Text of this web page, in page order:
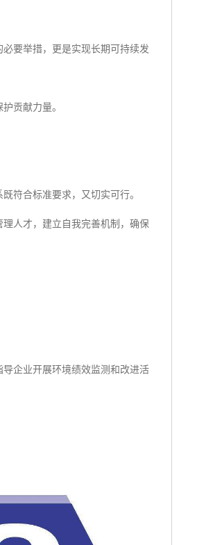
要举措，更是实现长期可持续发
贡献力量。
符合标准要求，又切实可行。
人才，建立自我完善机制，确保
企业开展环境绩效监测和改进活